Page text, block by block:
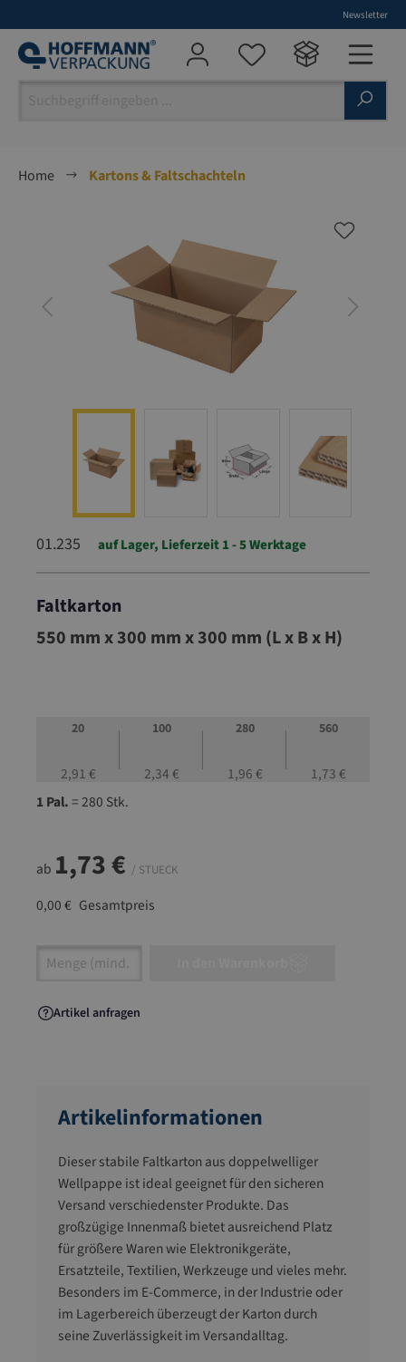
Newsletter
Home
Kartons & Faltschachteln
01.235 auf Lager, Lieferzeit 1 - 5 Werktage
Faltkarton
01.235
550 mm x 300 mm x 300 mm (L x B x H)
20
2,91 €
100
2,34 €
280
1,96 €
560
1,73 €
1 Pal.= 280 Stk.
ab 1,73 € / STUECK
0,00 € Gesamtpreis
Artikel Anzahl: Gib den gewünschten Wert
Artikel anfragen
Artikelinformationen
Dieser stabile Faltkarton aus doppelwelliger
Wellpappe ist ideal geeignet für den sicheren
Versand verschiedenster Produkte. Das
großzügige Innenmaß bietet ausreichend Platz
für größere Waren wie Elektronikgeräte,
Ersatzteile, Textilien, Werkzeuge und vieles mehr.
Besonders im E-Commerce, in der Industrie oder
im Lagerbereich überzeugt der Karton durch
seine Zuverlässigkeit im Versandalltag.